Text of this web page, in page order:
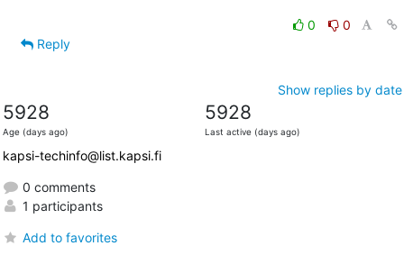
0
0
Reply
Show replies by date
5928
Age (days ago)
5928
Last active (days ago)
kapsi-techinfo@list.kapsi.fi
0 comments
1 participants
Add to favorites